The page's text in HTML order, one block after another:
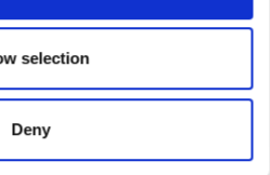
selection
Deny
et de sauvetage,
et de gestion
: une localisation